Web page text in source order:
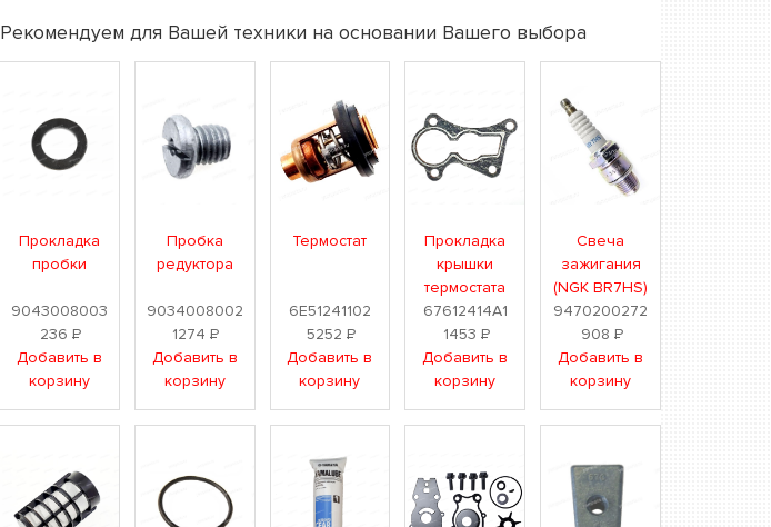
Рекомендуем для Вашей техники на основании Вашего выбора
Прокладка
пробки
9043008003
236Р
Добавить в
корзину
Пробка
редуктора
9034008002
1274Р
Добавить в
корзину
Термостат
6E51241102
5252Р
Добавить в
корзину
Прокладка
крышки
термостата
67612414A1
1453 Р
Добавить в
корзину
Свеча
зажигания
(NGK BR7HS)
9470200272
908 Р
Добавить в
корзину